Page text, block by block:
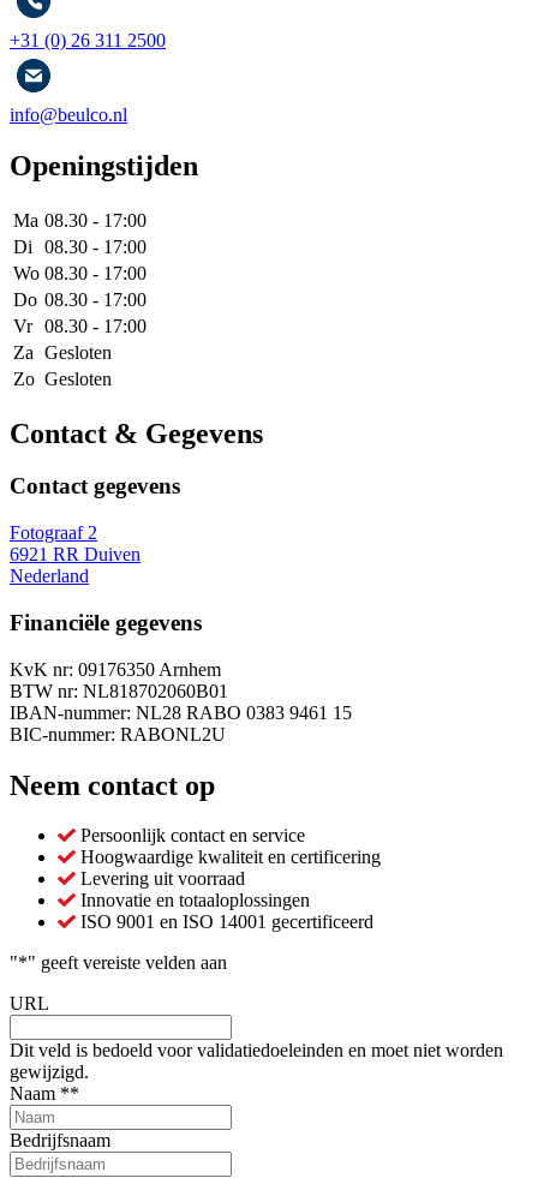
+31 (0) 26 311 2500
info@beulco.nl
Openingstijden
Ma 08.30 - 17:00
Di
08.30 - 17:00
Wo 08.30 - 17:00
Do 08.30 - 17:00
Vr 08.30 - 17:00
Za Gesloten
Zo Gesloten
Contact & Gegevens
Contact gegevens
Fotograaf 2
6921 RR Duiven
Nederland
Financiële gegevens
KvK nr: 09176350 Arnhem
BTW nr: NL818702060B01
IBAN-nummer: NL28 RABO 0383 9461 15
BIC-nummer: RABONL2U
Neem contact op
Persoonlijk contact en service
Hoogwaardige kwaliteit en certificering
Levering uit voorraad
Innovatie en totaaloplossingen
ISO 9001 en ISO 14001 gecertificeerd
"*" geeft vereiste velden aan
URL
Dit veld is bedoeld voor validatiedoeleinden en moet niet worden
gewijzigd.
Naam **
Bedrijfsnaam